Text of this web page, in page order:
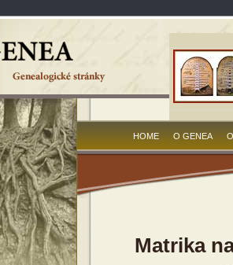
HOME O GENEA
Matrika